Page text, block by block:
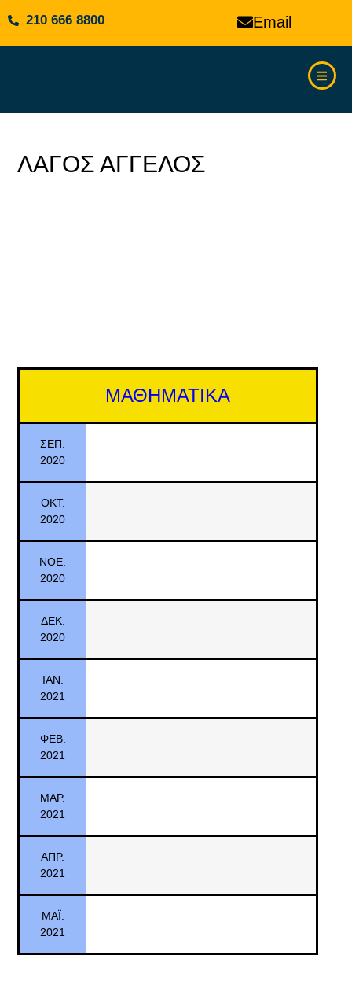
210 666 8800 Email
ΛΑΓΌΣ ΆΓΓΕΛΟΣ
ΜΑΘΗΜΑΤΙΚΑ
ΣΕΠ.
2020
ΟΚΤ.
2020
ΝΟΕ.
2020
ΔΕΚ.
2020
ΙΑΝ.
2021
ΦΕΒ.
2021
ΜΑΡ.
2021
ΑΠΡ.
2021
ΜΑΪ.
2021